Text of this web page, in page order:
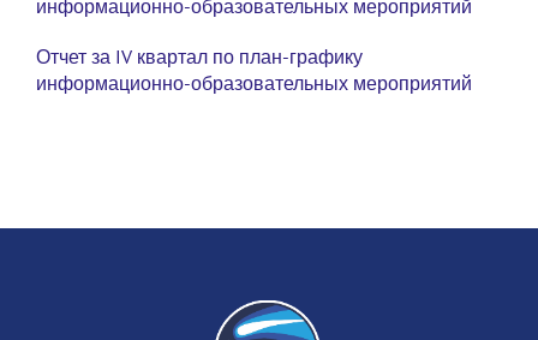
информационно-образовательных мероприятий
Отчет за IV квартал по план-графику
информационно-образовательных мероприятий